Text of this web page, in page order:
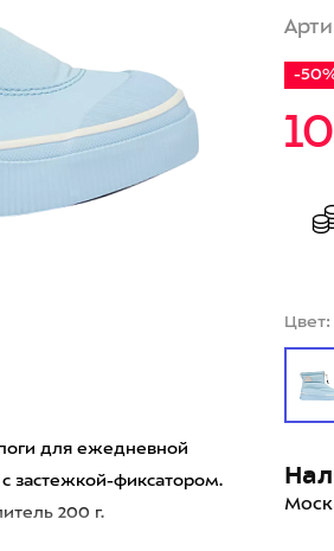
для ежедневной
застежкой-фиксатором.
200 г.
-
Цвет: